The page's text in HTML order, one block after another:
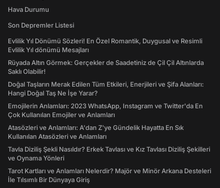
Hava Durumu
Son Depremler Listesi
Evlilik Yıl Dönümü Sözleri! En Özel Romantik, Duygusal ve Resimli
Evlilik Yıl dönümü Mesajları
Rüyada Altın Görmek: Gerçekler de Saadetiniz de Çil Çil Altınlarda
Saklı Olabilir!
Doğal Taşların Merak Edilen Tüm Etkileri, Enerjileri ve Şifa Alanları:
Hangi Doğal Taş Ne İşe Yarar?
Emojilerin Anlamları: 2023 WhatsApp, Instagram ve Twitter'da En
Çok Kullanılan Emojiler ve Anlamları
Atasözleri ve Anlamları: A'dan Z'ye Gündelik Hayatta En Sık
Kullanılan Atasözleri ve Anlamları
Tavla Diziliş Şekli Nasıldır? Erkek Tavlası ve Kız Tavlası Diziliş Şekilleri
ve Oynama Yönleri
Tarot Kartları ve Anlamları Nelerdir? Majör ve Minör Arkana Desteleri
İle Tılsımlı Bir Dünyaya Giriş